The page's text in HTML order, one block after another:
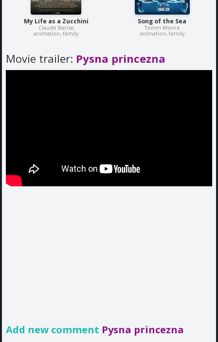
My Life as a Zucchini
Claude Barras
animation, family
Song of the Sea
Tomm Moore
animation, family
Movie trailer: Pysna princezna
Add new comment Pysna princezna